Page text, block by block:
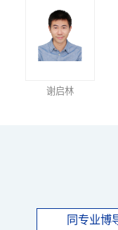
谢启林
同专业博